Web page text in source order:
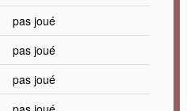
pas joué
pas joué
pas joué